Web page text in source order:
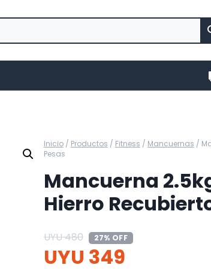
Inicio / Productos / Fitness / Mancuernas /
Pesas
Mancuerna
Hierro
UYU480 27% OFF
UYU 349